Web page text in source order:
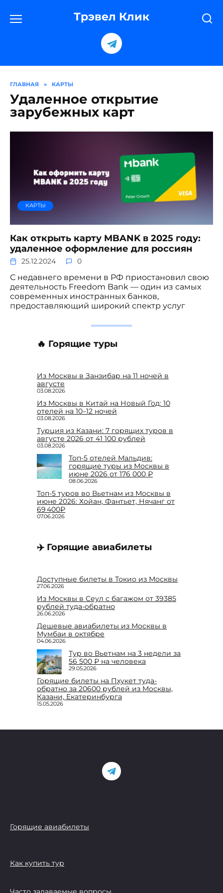
содержанию
Трэвел Клик
ГЛАВНАЯ » КАРТЫ
Удаленное открытие
зарубежных карт
КАРТЫ
Как открыть карту MBANK в 2025 году:
удаленное оформление для россиян
25.12.2024 0
С недавнего времени в РФ приостановил свою
деятельность Freedom Bank — один из самых
современных иностранных банков,
предоставляющий широкий спектр услуг
🔥 Горящие туры
Из Москвы в Занзибар на 11 ночей в
августе
03.08.2026
Из Москвы в Китай на Новый Год: 10
отелей на 10–12 ночей
03.08.2026
Турция из Казани: 7 горящих туров в
августе 2026 от 41 100 рублей
03.08.2026
Топ-5 отелей Мальдив:
горящие туры из Москвы в
июне 2026 от 176 000 ₽
08.06.2026
Топ-5 туров во Вьетнам из Москвы в
июне 2026: Хойан, Фантьет, Нячанг от
69 400₽
07.06.2026
✈️ Горящие авиабилеты
Доступные билеты в Токио из Москвы
27.06.2026
Из Москвы в Сеул с багажом от 39385
рублей туда-обратно
26.06.2026
Дешевые авиабилеты из Москвы в
Мумбаи в октябре
04.06.2026
Тур во Вьетнам на 3 недели за
56 500 ₽ на человека
29.05.2026
Горящие билеты на Пхукет туда-
обратно за 20600 рублей из Москвы,
Казани, Екатеринбурга
15.05.2026
Горящие авиабилеты
Как купить тур